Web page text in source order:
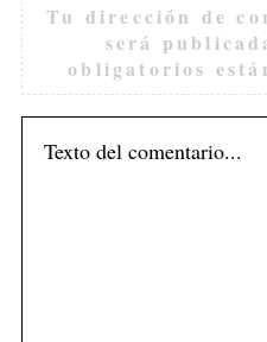
Tu dirección de
será
obligatorios